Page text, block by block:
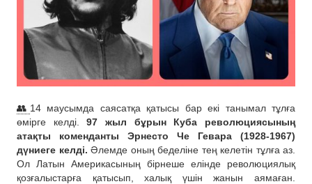
👥 14 маусымда саясатқа қатысы бар екі танымал тұлға
өмірге келді.97 жыл бұрын Куба революциясының
атақты коменданты Эрнесто Че Гевара (1928-1967)
дүниеге келді. Әлемде оның беделіне тең келетін тұлға аз.
Ол Латын Америкасының бірнеше елінде революциялық
қозғалыстарға қатысып, халық үшін жанын аямаған.